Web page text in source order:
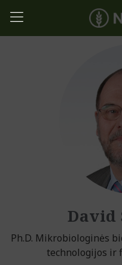
David
Ph.D. Mikrobiologinės
technologijos ir